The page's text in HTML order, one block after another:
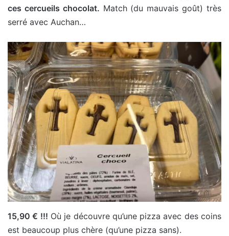
ces cercueils chocolat. Match (du mauvais goût) très
serré avec Auchan…
15,90 € !!! Où je découvre qu’une pizza avec des coins
est beaucoup plus chère (qu’une pizza sans).